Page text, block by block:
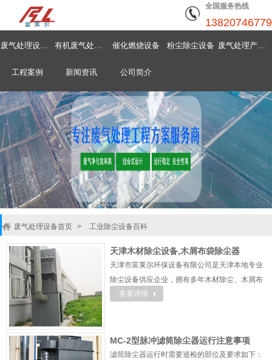
全国服务热线
13820746779
废气处理设备首页 有机废气处理设备 催化燃烧设备 粉尘除尘设备 废气处理产品中心
工程案例 新闻资讯 公司简介
废气处理设备首页 > 工业除尘设备百科
天津木材除尘设备,木屑布袋除尘器
天津市富莱尔环保设备有限公司是天津本地专业
除尘设备供应企业，拥有多年木材除尘、木屑布
袋除尘器研发制造与项目落地行业经验，可定制
统（控制仪、控制柜），以及静电除尘器、布袋
除尘器专用机加工零配件。企业持续丰富除尘设
查看详情
MC-2型脉冲滤筒除尘器运行注意事项
滤筒除尘器运行时需要巡检的部位及要求如下：